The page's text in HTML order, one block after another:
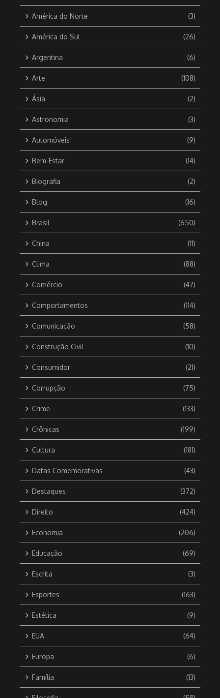
América do Norte (3)
América do Sul (26)
Argentina (6)
Arte (108)
Ásia (2)
Astronomia (3)
Automóveis (9)
Bem-Estar (14)
Biografia (2)
Blog (16)
Brasil (650)
China (11)
Clima (88)
Comércio (47)
Comportamentos (114)
Comunicação (58)
Construção Civil (10)
Consumidor (21)
Corrupção (75)
Crime (133)
Crônicas (199)
Cultura (181)
Datas Comemorativas (43)
Destaques (372)
Direito (424)
Economia (206)
Educação (69)
Escrita (3)
Esportes (163)
Estética (9)
EUA (64)
Europa (6)
Família (13)